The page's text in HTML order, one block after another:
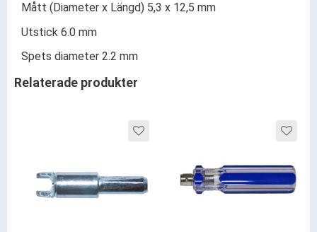
Mått (Diameter x Längd) 5,3 x 12,5 mm
Utstick 6.0 mm
Spets diameter 2.2 mm
Relaterade produkter
Lägg till i favoriter Lägg